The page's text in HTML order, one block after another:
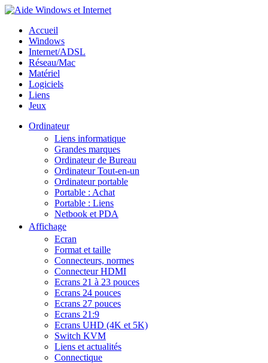
Accueil
Windows
Internet/ADSL
Réseau/Mac
Matériel
Logiciels
Liens
Jeux
Ordinateur
Liens informatique
Grandes marques
Ordinateur de Bureau
Ordinateur Tout-en-un
Ordinateur portable
Portable : Achat
Portable : Liens
Netbook et PDA
Affichage
Ecran
Format et taille
Connecteurs, normes
Connecteur HDMI
Ecrans 21 à 23 pouces
Ecrans 24 pouces
Ecrans 27 pouces
Ecrans 21:9
Ecrans UHD (4K et 5K)
Switch KVM
Liens et actualités
Connectique